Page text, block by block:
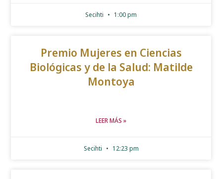
Secihti 1:00 pm
Premio Mujeres en Ciencias
Biológicas y de la Salud: Matilde
Montoya
LEER MÁS »
Secihti 12:23 pm